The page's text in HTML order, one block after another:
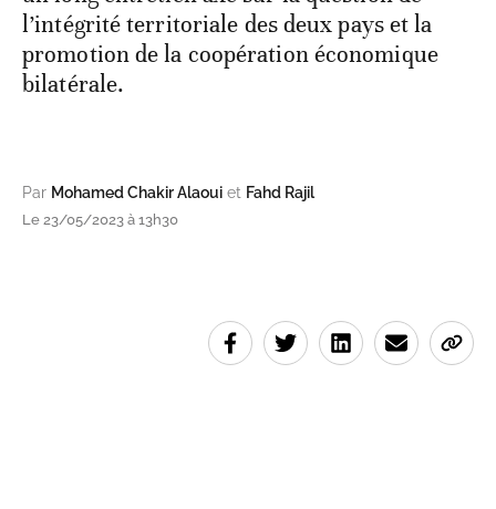
l’intégrité territoriale des deux pays et la
promotion de la coopération économique
bilatérale.
Par Mohamed Chakir Alaoui et Fahd Rajil
Le 23/05/2023 à 13h30